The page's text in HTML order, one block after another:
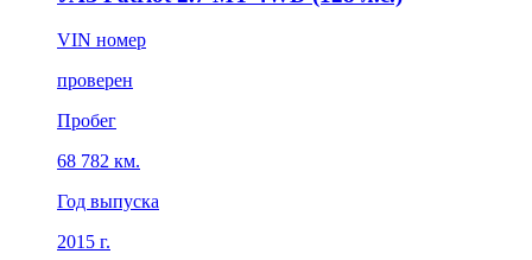
VIN номер
проверен
Пробег
68 782 км.
Год выпуска
2015 г.